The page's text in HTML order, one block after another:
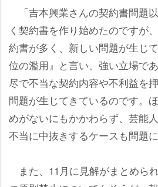
「吉本興業さんの契約書問題
く契約書を作り始めたのですが
約書が多く、新しい問題が生じ
位の濫用』と言い、強い立場で
尽で不当な契約内容や不利益を
問題が生じてきているのです。
めがないにもかかわらず、芸能
不当に中抜きするケースも問題
また、11月に見解がまとめら